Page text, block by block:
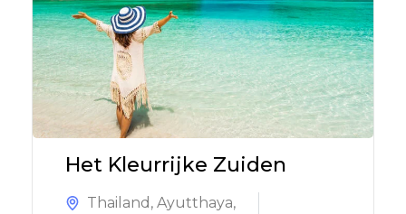
Het Kleurrijke Zuiden
Thailand , Ayutthaya,